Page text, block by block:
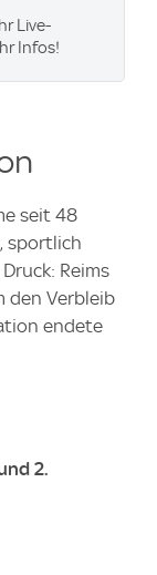
Live-
Infos!
seit 48
sportlich
Reims
den Verbleib
endete
2.